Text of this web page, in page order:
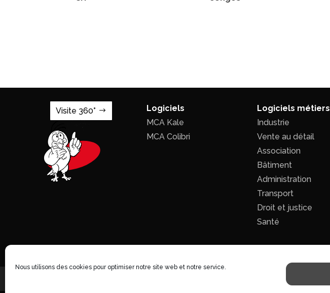
Nous utilisons des cookies pour optimiser notre site web et notre service.
Visite 360°
Logiciels
MCA Kale
MCA Colibri
Logiciels métiers
Industrie
Vente au détail
Association
Bâtiment
Administration
Transport
Droit et justice
Santé
Politique de confidentialité